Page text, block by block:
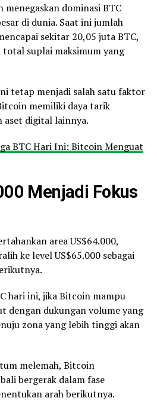
dominasi BTC
di dunia. Saat ini jumlah
sekitar 20,05 juta BTC,
total suplai maksimum yang
tetap menjadi salah satu faktor
memiliki daya tarik
aset digital lainnya.
BTC Hari Ini: Bitcoin Menguat
Menjadi Fokus
area US$64.000,
ke level US$65.000 sebagai
hari ini, jika Bitcoin mampu
dengan dukungan volume yang
zona yang lebih tinggi akan
melemah, Bitcoin
bergerak dalam fase
arah berikutnya.